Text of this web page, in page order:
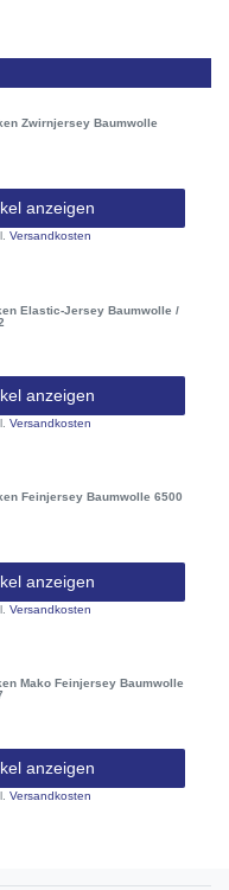
Zwirnjersey Baumwolle
anzeigen
Versandkosten
Elastic-Jersey Baumwolle /
anzeigen
Versandkosten
Feinjersey Baumwolle 6500
anzeigen
Versandkosten
Mako Feinjersey Baumwolle
anzeigen
Versandkosten